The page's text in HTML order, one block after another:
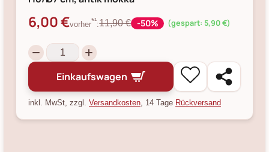
6,00 €vorher*¹:11,90 € -50% (gespart: 5,90 €)
Einkaufswagen
inkl. MwSt, zzgl. Versandkosten, 14 Tage Rückversand